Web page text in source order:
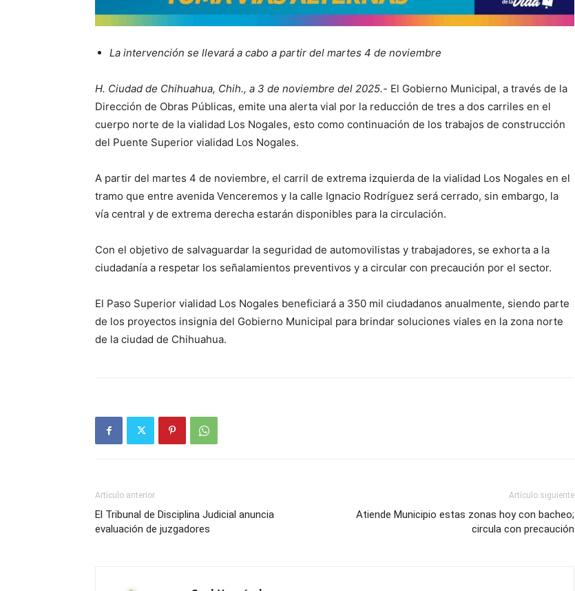
La intervención se llevará a cabo a partir del martes 4 de noviembre
H. Ciudad de Chihuahua, Chih., a 3 de noviembre del 2025.- El Gobierno Municipal, a través de la
Dirección de Obras Públicas, emite una alerta vial por la reducción de tres a dos carriles en el
cuerpo norte de la vialidad Los Nogales, esto como continuación de los trabajos de construcción
del Puente Superior vialidad Los Nogales.
A partir del martes 4 de noviembre, el carril de extrema izquierda de la vialidad Los Nogales en el
tramo que entre avenida Venceremos y la calle Ignacio Rodríguez será cerrado, sin embargo, la
vía central y de extrema derecha estarán disponibles para la circulación.
Con el objetivo de salvaguardar la seguridad de automovilistas y trabajadores, se exhorta a la
ciudadanía a respetar los señalamientos preventivos y a circular con precaución por el sector.
El Paso Superior vialidad Los Nogales beneficiará a 350 mil ciudadanos anualmente, siendo parte
de los proyectos insignia del Gobierno Municipal para brindar soluciones viales en la zona norte
de la ciudad de Chihuahua.
Artículo anterior
El Tribunal de Disciplina Judicial anuncia
evaluación de juzgadores
Artículo siguiente
Atiende Municipio estas zonas hoy con bacheo;
circula con precaución